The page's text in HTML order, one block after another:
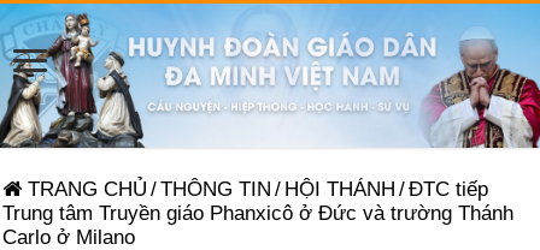
TRANG CHỦ /THÔNG TIN / HỘI THÁNH /ĐTC tiếp
Trung tâm Truyền giáo Phanxicô ở Đức và trường Thánh
Carlo ở Milano